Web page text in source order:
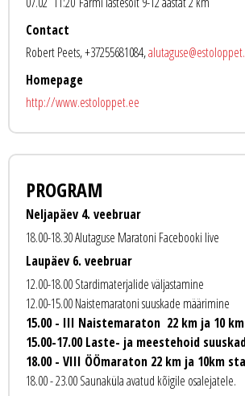
Contact
Robert Peets, +37255681084,
Homepage
http://www.estoloppet.ee
PROGRAM
Neljapäev 4. veebruar
18.00-18.30 Alutaguse Maratoni Facebooki live
Laupäev 6. veebruar
12.00-18.00 Stardimaterjalide väljastamine
12.00-15.00 Naistemaratoni suuskade määrimine
15.00 - III Naistemaraton 22 km ja 10
15.00-17.00 Laste- ja meestehoid
18.00 - VIII ÖÖmaraton 22 km ja 10km
18.00 - 23.00 Saunaküla avatud kõigile osalejatele.